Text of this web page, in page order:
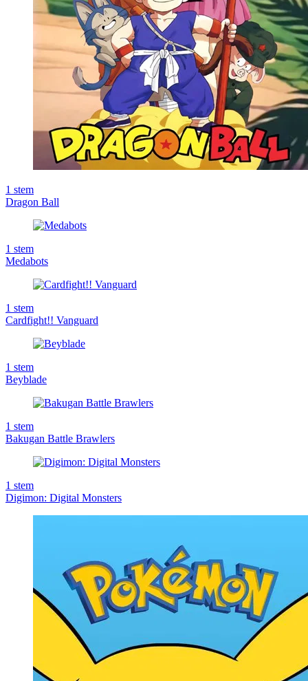
1 stem
Dragon Ball
1 stem
Medabots
1 stem
Cardfight!! Vanguard
1 stem
Beyblade
1 stem
Bakugan Battle Brawlers
1 stem
Digimon: Digital Monsters